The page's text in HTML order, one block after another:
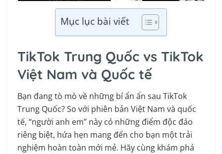
Mục lục bài viết
TikTok Trung Quốc vs TikTok
Việt Nam và Quốc tế
Bạn đang tò mò về những bí ẩn ẩn sau TikTok
Trung Quốc? So với phiên bản Việt Nam và quốc
tế, “người anh em” này có những điểm độc đáo
riêng biệt, hứa hẹn mang đến cho bạn một trải
nghiệm hoàn toàn mới mẻ. Hãy cùng khám phá